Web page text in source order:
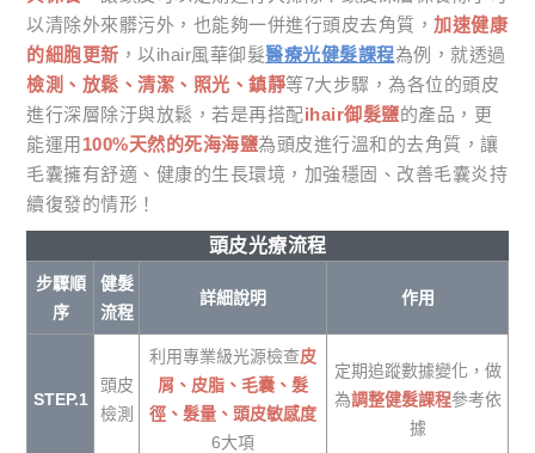
以清除外來髒污外，也能夠一併進行頭皮去角質， 加速健康
的細胞更新 ，以ihair風華御髮醫療光健髮課程為例，就透過
檢測、放鬆、清潔、照光、鎮靜等7大步驟，為各位的頭皮
進行深層除汙與放鬆，若是再搭配ihair御髮鹽的產品，更
能運用 100%天然的死海海鹽為頭皮進行溫和的去角質，讓
毛囊擁有舒適、健康的生長環境，加強穩固、改善毛囊炎持
續復發的情形！
頭皮光療流程
步驟順
序
健髮
流程
詳細說明 作用
STEP.1
頭皮
檢測
利用專業級光源檢查皮
屑、皮脂、毛囊、髮
徑、髮量、頭皮敏感度
6大項
定期追蹤數據變化，做
為調整健髮課程參考依
據